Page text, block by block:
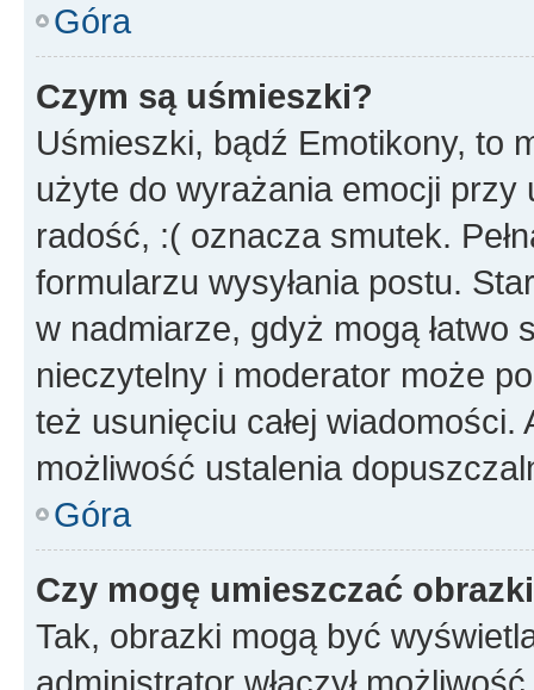
Góra
Czym są uśmieszki?
Uśmieszki, bądź Emotikony, to
użyte do wyrażania emocji
radość, :( oznacza smutek.
formularzu wysyłania postu.
w nadmiarze, gdyż mogą
nieczytelny i moderator może
też usunięciu całej
możliwość ustalenia
Góra
Czy mogę umieszczać
Tak, obrazki mogą być